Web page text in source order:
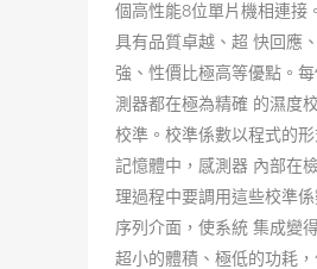
個高性能8位單片機相連接
具有品質卓越、超 快回應
強、性價比極高等優點。
測器都在極為精確 的濕度
校準。校準係數以程式的
記憶體中，感測器 內部在
理過程中要調用這些校準
序列介面，使系統 集成變
超小的體積、極低的功耗